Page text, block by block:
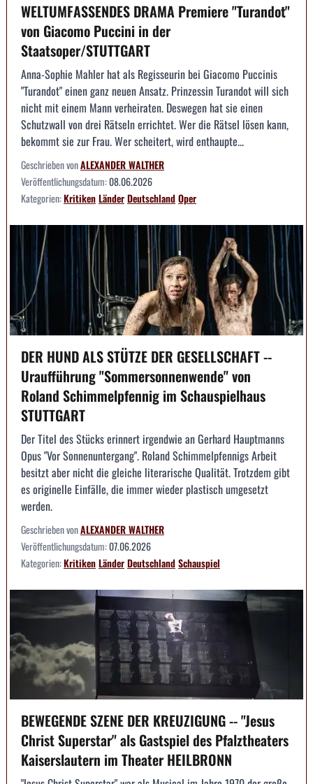
WELTUMFASSENDES DRAMA Premiere "Turandot"
von Giacomo Puccini in der
Staatsoper/STUTTGART
Anna-Sophie Mahler hat als Regisseurin bei Giacomo Puccinis
"Turandot" einen ganz neuen Ansatz. Prinzessin Turandot will sich
nicht mit einem Mann verheiraten. Deswegen hat sie einen
Schutzwall von drei Rätseln errichtet. Wer die Rätsel lösen kann,
bekommt sie zur Frau. Wer scheitert, wird enthaupte...
Geschrieben vonALEXANDER WALTHER
Veröffentlichungsdatum:08.06.2026
Kategorien:KritikenLänderDeutschlandOper
DER HUND ALS STÜTZE DER GESELLSCHAFT --
Uraufführung "Sommersonnenwende" von
Roland Schimmelpfennig im Schauspielhaus
STUTTGART
Der Titel des Stücks erinnert irgendwie an Gerhard Hauptmanns
Opus "Vor Sonnenuntergang". Roland Schimmelpfennigs Arbeit
besitzt aber nicht die gleiche literarische Qualität. Trotzdem gibt
es originelle Einfälle, die immer wieder plastisch umgesetzt
werden.
Geschrieben vonALEXANDER WALTHER
Veröffentlichungsdatum:07.06.2026
Kategorien:KritikenLänderDeutschlandSchauspiel
BEWEGENDE SZENE DER KREUZIGUNG -- "Jesus
Christ Superstar" als Gastspiel des Pfalztheaters
Kaiserslautern im Theater HEILBRONN